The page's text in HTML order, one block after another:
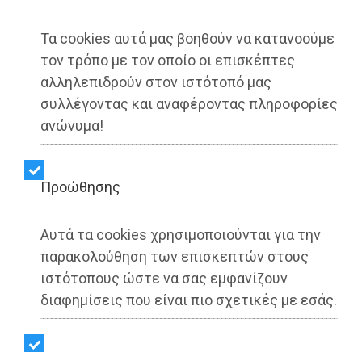
Τα cookies αυτά μας βοηθούν να κατανοούμε
τον τρόπο με τον οποίο οι επισκέπτες
αλληλεπιδρούν στον ιστότοπό μας
συλλέγοντας και αναφέροντας πληροφορίες
ανώνυμα!
Προώθησης
Αυτά τα cookies χρησιμοποιούνται για την
παρακολούθηση των επισκεπτών στους
ιστότοπους ώστε να σας εμφανίζουν
διαφημίσεις που είναι πιο σχετικές με εσάς.
Οικονομικών;
Share:
▶️ Ακούστε το κείμενο
οικονομικών αρμοδιοτήτων του Δήμου.
Η αφορμή δόθηκε από το γεγονός ότι, σύμφωνα
με την ισχύουσα απόφαση του Δημάρχου για τον
ορισμό των Αντιδημάρχων, με ημερομηνία 3
Ιανουαρίου 2025, δεν προβλέπεται θέση